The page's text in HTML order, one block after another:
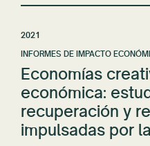
2021
INFORMES DE IMPACTO
Economías
económica:
recuperación y
impulsadas por